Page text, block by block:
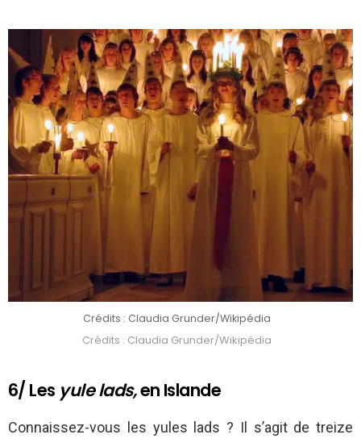
Crédits : Claudia Grunder/Wikipédia
Crédits : Claudia Grunder/Wikipédia
6/ Les yule lads,en Islande
Connaissez-vous les yules lads ? Il s’agit de treize